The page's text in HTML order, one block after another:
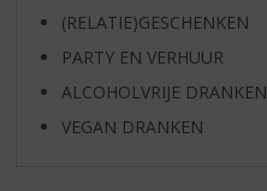
(RELATIE)GESCHENKEN
PARTY EN VERHUUR
ALCOHOLVRIJE DRANKEN
VEGAN DRANKEN